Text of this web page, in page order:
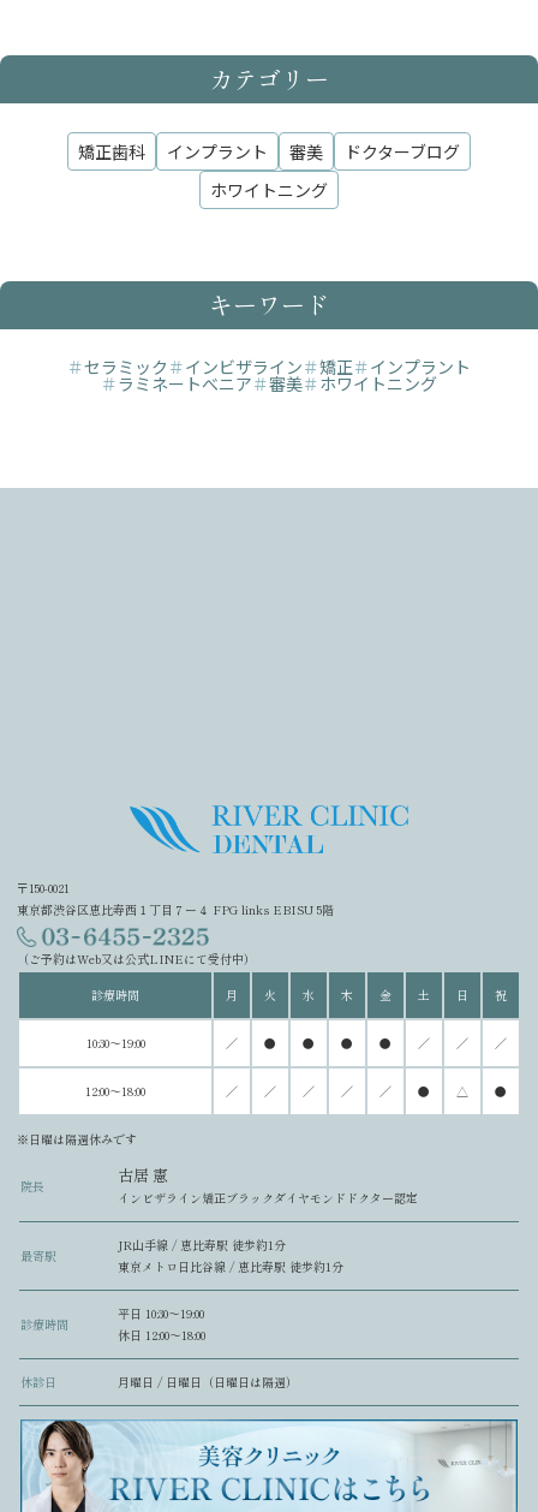
カテゴリー
矯正歯科 インプラント 審美
ドクターブログ
ホワイトニング
キーワード
＃セラミック ＃インビザライン＃矯正＃インプラント
＃ラミネートべニア＃審美＃ホワイトニング
〒150-0021
東京都渋谷区恵比寿西１丁目７ー４ FPG links EBISU 5階
（ご予約はWeb又は公式LINEにて受付中）
診療時間
月 火 水 木 金 土 日 祝
10:30～19:00 ／ ● ● ● ● ／ ／ ／
12:00～18:00 ／ ／ ／ ／ ／ ● △ ●
※日曜は隔週休みです
院長 古居 憲
インビザライン矯正ブラックダイヤモンドドクター認定
最寄駅
JR山手線 / 恵比寿駅 徒歩約1分
東京メトロ日比谷線 / 恵比寿駅 徒歩約1分
診療時間
平日 10:30〜19:00
休日 12:00〜18:00
休診日 月曜日 / 日曜日（日曜日は隔週）